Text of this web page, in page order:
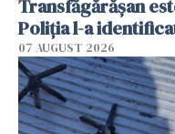
Transfăgărășan
Poliția l-a
07 AUGUST 2026